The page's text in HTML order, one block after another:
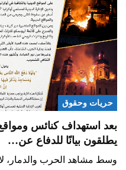
حريات وحقوق
بعد استهداف كنائس ومواقع
يطلقون بيانًا للدفاع عن…
وسط مشاهد الحرب والدمار،